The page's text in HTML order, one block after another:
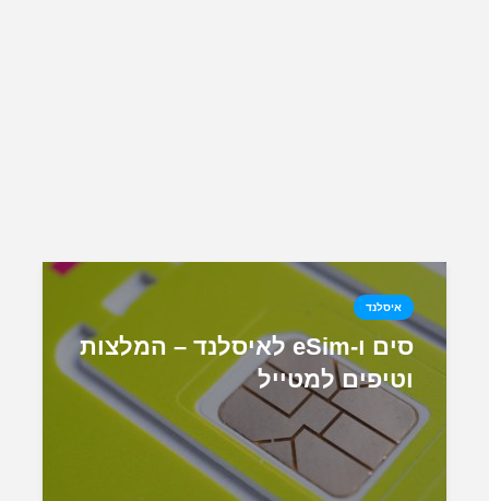
איסלנד
סים ו-eSim לאיסלנד – המלצות
וטיפים למטייל